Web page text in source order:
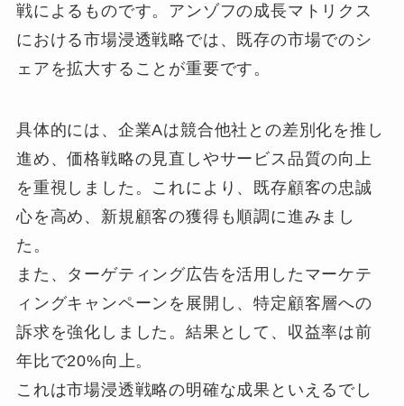
戦によるものです。アンゾフの成長マトリクス
における市場浸透戦略では、既存の市場でのシ
ェアを拡大することが重要です。
具体的には、企業Aは競合他社との差別化を推し
進め、価格戦略の見直しやサービス品質の向上
を重視しました。これにより、既存顧客の忠誠
心を高め、新規顧客の獲得も順調に進みまし
た。
また、ターゲティング広告を活用したマーケテ
ィングキャンペーンを展開し、特定顧客層への
訴求を強化しました。結果として、収益率は前
年比で20%向上。
これは市場浸透戦略の明確な成果といえるでし